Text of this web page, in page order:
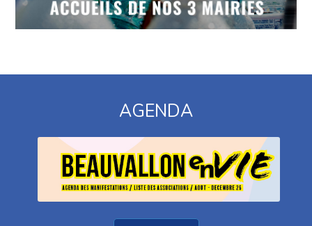
AGENDA